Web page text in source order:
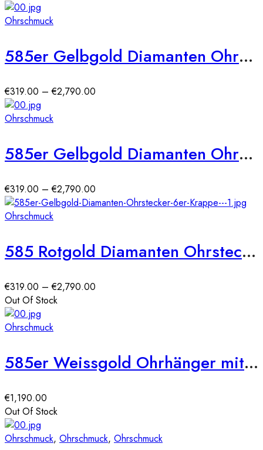
Ohrschmuck
585er Gelbgold Diamanten Ohrstecker 4er Krappe
€319.00 –€2,790.00
Ohrschmuck
585er Gelbgold Diamanten Ohrstecker Zargenfassung
€319.00 –€2,790.00
€319.00
Ohrschmuck
585 Rotgold Diamanten Ohrstecker 6er Krappe
€319.00 –€2,790.00
Out Of Stock
Ohrschmuck
585er Weissgold Ohrhänger mit Diamanten ca. 0,50ct.
€1,190.00
Out Of Stock
Ohrschmuck, Ohrschmuck, Ohrschmuck